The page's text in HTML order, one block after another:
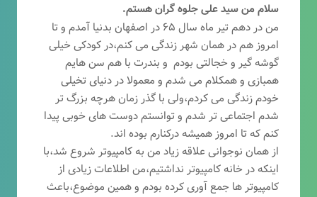
سلام من سید علی جلوه گران هستم.
من در دهم تیر ماه سال ۶۵ در اصفهان بدنیا آمدم و تا
امروز هم در همان شهر زندگی می کنم،در کودکی خیلی
گوشه گیر و خجالتی بودم و بندرت با هم سن هایم
همبازی و همکلام می شدم و معمولا در دنیای تخیلی
خودم زندگی می کردم،ولی با گذر زمان هرچه بزرگ تر
شدم اجتماعی تر شدم و توانستم دوست های خوبی پیدا
کنم که تا امروز همیشه درکنارم بوده اند.
از همان نوجوانی علاقه زیاد من به کامپیوتر شروع شد،با
اینکه در خانه کامپیوتر نداشتیم،من اطلاعات زیادی از
کامپیوتر ها جمع آوری کرده بودم و همین موضوع،باعث